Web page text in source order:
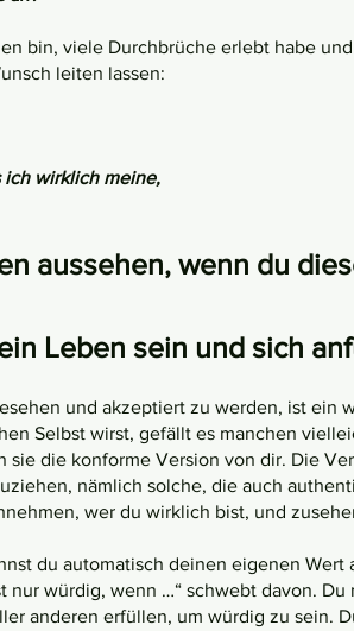
bin, viele Durchbrüche erlebt habe
leiten lassen:
ich wirklich meine,
aussehen, wenn du
Leben sein und sich
und akzeptiert zu werden, ist ein
Selbst wirst, gefällt es manchen
die konforme Version von dir. Die
nämlich solche, die auch
wer du wirklich bist, und
du automatisch deinen eigenen
nur würdig, wenn …“ schwebt davon.
anderen erfüllen, um würdig zu sein.